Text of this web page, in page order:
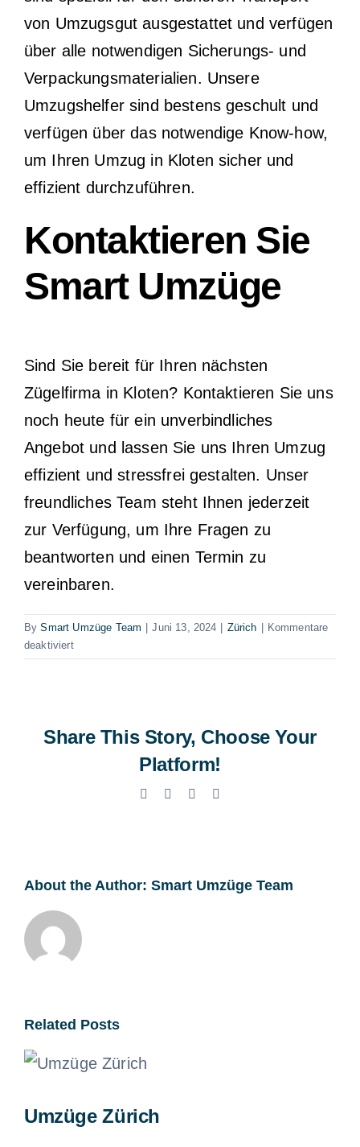
von Umzugsgut ausgestattet und verfügen
über alle notwendigen Sicherungs- und
Verpackungsmaterialien. Unsere
Umzugshelfer sind bestens geschult und
verfügen über das notwendige Know-how,
um Ihren Umzug in Kloten sicher und
effizient durchzuführen.
Kontaktieren Sie
Smart Umzüge
Sind Sie bereit für Ihren nächsten
Zügelfirma in Kloten? Kontaktieren Sie uns
noch heute für ein unverbindliches
Angebot und lassen Sie uns Ihren Umzug
effizient und stressfrei gestalten. Unser
freundliches Team steht Ihnen jederzeit
zur Verfügung, um Ihre Fragen zu
beantworten und einen Termin zu
vereinbaren.
BySmart Umzüge Team Juni 13, 2024 Zürich
Kommentare
deaktiviertfür
Zügelfirma
Share This Story, Choose Your
Platform!
Facebook LinkedIn
About the Author: Smart Umzüge Team
Related Posts
Umzüge Zürich